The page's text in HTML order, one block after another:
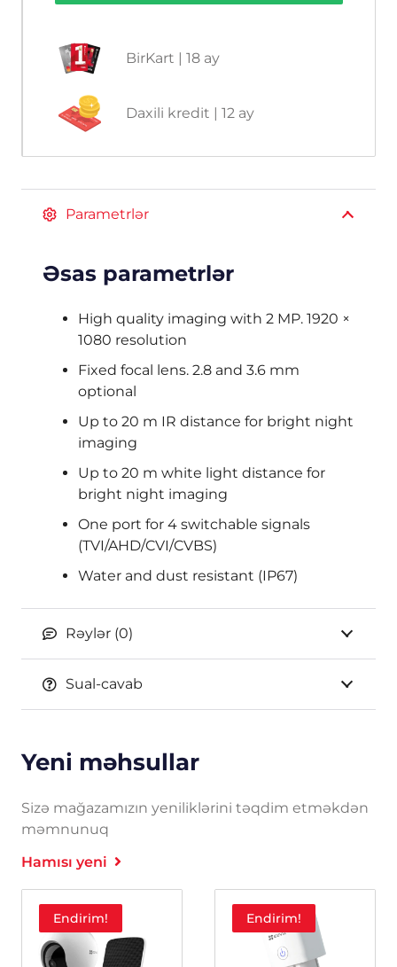
BirKart | 18 ay
Daxili kredit | 12 ay
Parametrlər
Əsas parametrlər
High quality imaging with 2 MP. 1920 ×
1080 resolution
Fixed focal lens. 2.8 and 3.6 mm
optional
Up to 20 m IR distance for bright night
imaging
Up to 20 m white light distance for
bright night imaging
One port for 4 switchable signals
(TVI/AHD/CVI/CVBS)
Water and dust resistant (IP67)
Rəylər (0)
Sual-cavab
Yeni məhsullar
Sizə mağazamızın yeniliklərini təqdim etməkdən
məmnunuq
Hamısı yeni
Endirim! Endirim!